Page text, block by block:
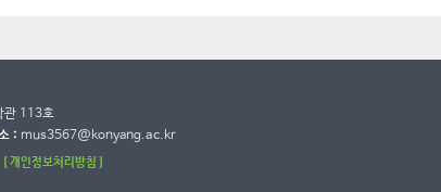
관 113호
: mus3567@konyang.ac.kr
[ 개인정보처리방침 ]